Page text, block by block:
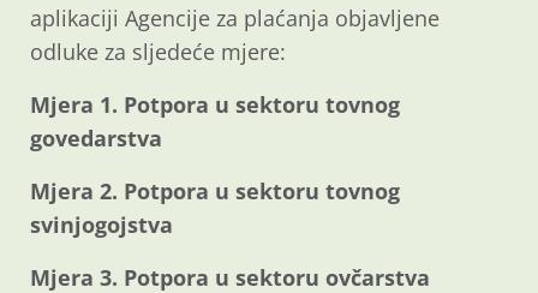
aplikaciji Agencije za plaćanja objavljene
odluke za sljedeće mjere:
Mjera 1. Potpora u sektoru tovnog
govedarstva
Mjera 2. Potpora u sektoru tovnog
svinjogojstva
Mjera 3. Potpora u sektoru ovčarstva